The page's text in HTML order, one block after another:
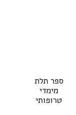
ספר תלת
מימדי
טרופותי